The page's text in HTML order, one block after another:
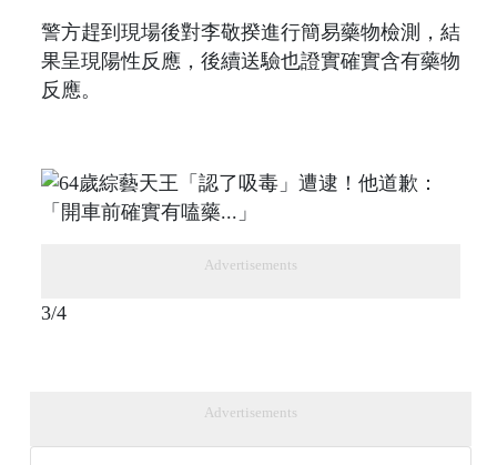
警方趕到現場後對李敬揆進行簡易藥物檢測，結
果呈現陽性反應，後續送驗也證實確實含有藥物
反應。
Advertisements
3/4
Advertisements